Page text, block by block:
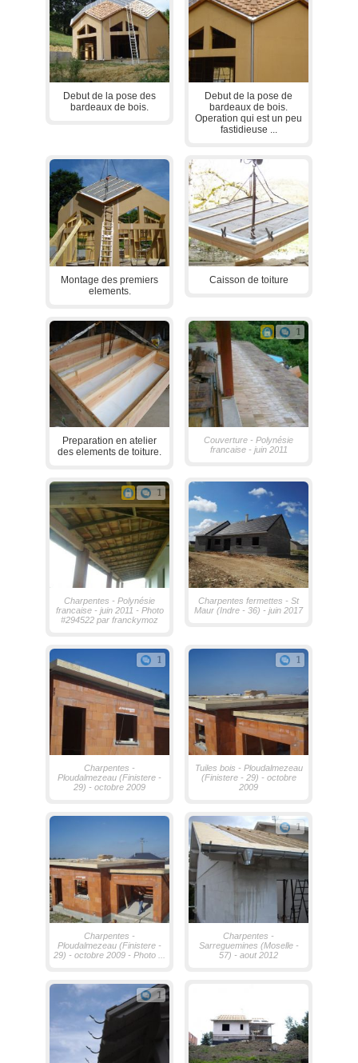
Debut de la pose des
bardeaux de bois.
Debut de la pose de
bardeaux de bois.
Operation qui est un peu
fastidieuse ...
Montage des premiers
elements.
Caisson de toiture
Preparation en atelier
des elements de toiture.
1
Couverture - Polynésie
francaise - juin 2011
1
Charpentes - Polynésie
francaise - juin 2011 - Photo
#294522 par franckymoz
Charpentes fermettes - St
Maur (Indre - 36) - juin 2017
1
Charpentes -
Ploudalmezeau (Finistere -
29) - octobre 2009
1
Tuiles bois - Ploudalmezeau
(Finistere - 29) - octobre
2009
Charpentes -
Ploudalmezeau (Finistere -
29) - octobre 2009 - Photo ...
1
Charpentes -
Sarreguemines (Moselle -
57) - aout 2012
1